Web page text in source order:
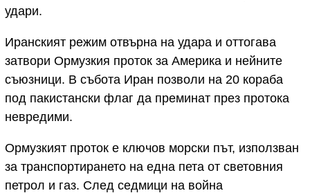
удари.
Иранският режим отвърна на удара и оттогава
затвори Ормузкия проток за Америка и нейните
съюзници. В събота Иран позволи на 20 кораба
под пакистански флаг да преминат през протока
невредими.
Ормузкият проток е ключов морски път, използван
за транспортирането на една пета от световния
петрол и газ. След седмици на война